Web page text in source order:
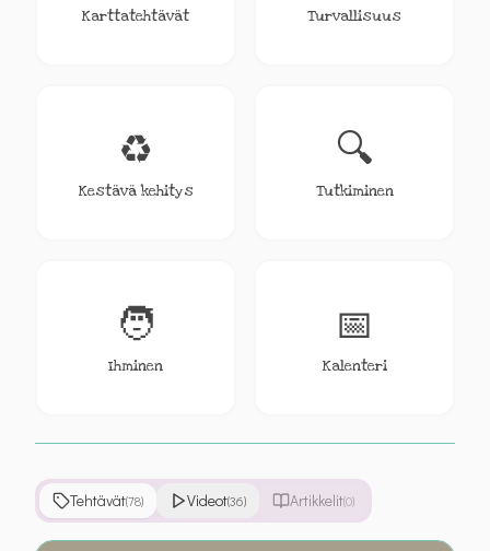
Karttatehtävät Turvallisuus
♻️
Kestävä kehitys
🔍
Tutkiminen
🧑
Ihminen
📅
Kalenteri
Tehtävät(78) Videot(36) Artikkelit(0)